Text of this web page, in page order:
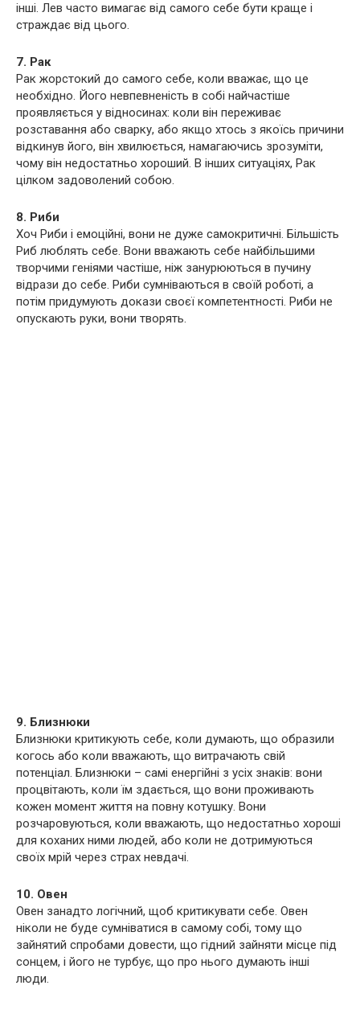
інші. Лев часто вимагає від самого себе бути краще і
страждає від цього.
7. Рак
Рак жорстокий до самого себе, коли вважає, що це
необхідно. Його невпевненість в собі найчастіше
проявляється у відносинах: коли він переживає
розставання або сварку, або якщо хтось з якоїсь причини
відкинув його, він хвилюється, намагаючись зрозуміти,
чому він недостатньо хороший. В інших ситуаціях, Рак
цілком задоволений собою.
8. Риби
Хоч Риби і емоційні, вони не дуже самокритичні. Більшість
Риб люблять себе. Вони вважають себе найбільшими
творчими геніями частіше, ніж занурюються в пучину
відрази до себе. Риби сумніваються в своїй роботі, а
потім придумують докази своєї компетентності. Риби не
опускають руки, вони творять.
9. Близнюки
Близнюки критикують себе, коли думають, що образили
когось або коли вважають, що витрачають свій
потенціал. Близнюки – самі енергійні з усіх знаків: вони
процвітають, коли їм здається, що вони проживають
кожен момент життя на повну котушку. Вони
розчаровуються, коли вважають, що недостатньо хороші
для коханих ними людей, або коли не дотримуються
своїх мрій через страх невдачі.
10. Овен
Овен занадто логічний, щоб критикувати себе. Овен
ніколи не буде сумніватися в самому собі, тому що
зайнятий спробами довести, що гідний зайняти місце під
сонцем, і його не турбує, що про нього думають інші
люди.